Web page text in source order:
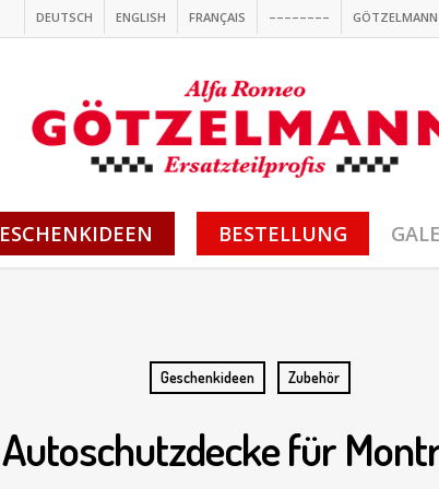
DEUTSCH ENGLISH FRANÇAIS ––––––––
BESTELLUNG
Geschenkideen Zubehör
Autoschutzdecke für